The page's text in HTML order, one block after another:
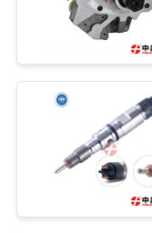
PRIVACY
POLICY